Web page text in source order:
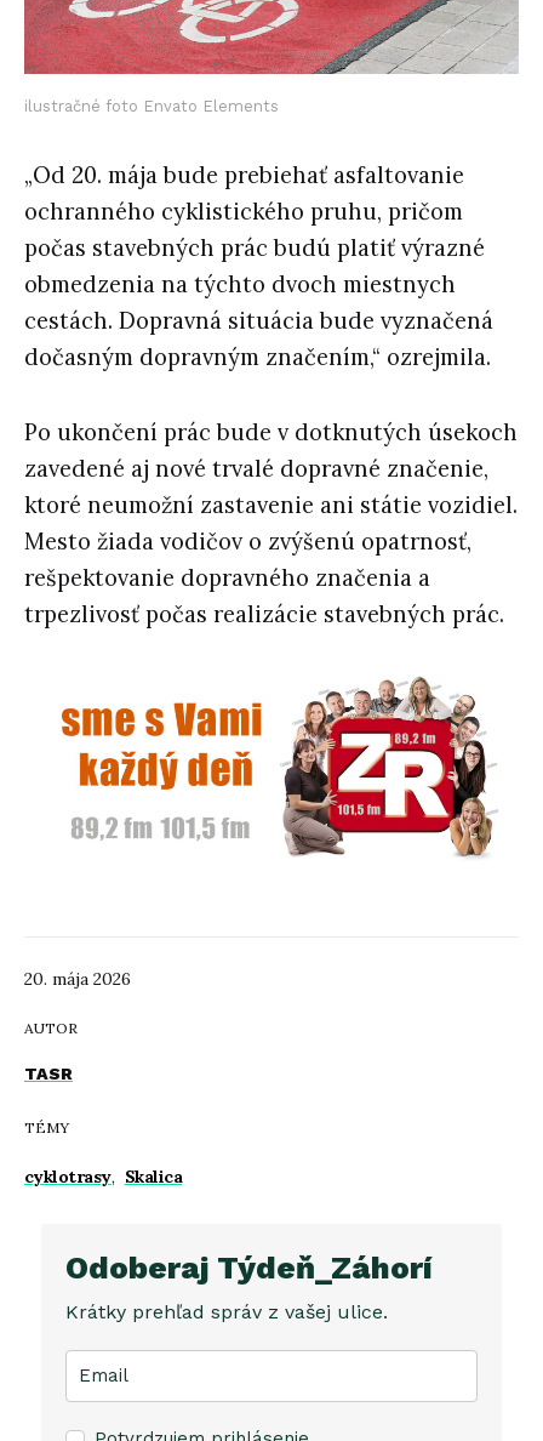
20. mája 2026
AUTOR
TASR
TÉMY
cyklotrasy, Skalica
ilustračné foto Envato Elements
„Od 20. mája bude prebiehať asfaltovanie
ochranného cyklistického pruhu, pričom
počas stavebných prác budú platiť výrazné
obmedzenia na týchto dvoch miestnych
cestách. Dopravná situácia bude vyznačená
dočasným dopravným značením,“ ozrejmila.
Po ukončení prác bude v dotknutých úsekoch
zavedené aj nové trvalé dopravné značenie,
ktoré neumožní zastavenie ani státie vozidiel.
Mesto žiada vodičov o zvýšenú opatrnosť,
rešpektovanie dopravného značenia a
trpezlivosť počas realizácie stavebných prác.
Odoberaj Týdeň_Záhorí
Krátky prehľad správ z vašej ulice.